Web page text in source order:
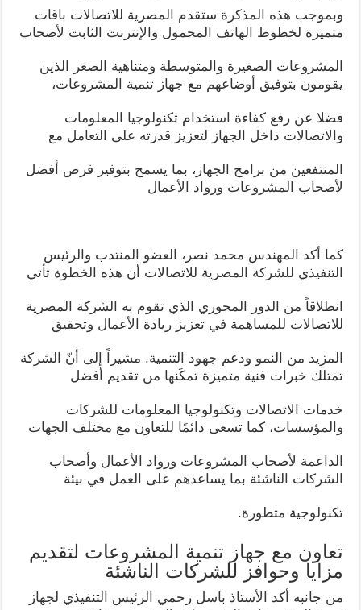
وبموجب هذه المذكرة ستقدم المصرية للاتصالات باقات
متميزة لخطوط الهاتف المحمول والإنترنت الثابت لأصحاب
المشروعات الصغيرة والمتوسطة ومتناهية الصغر الذين
يقومون بتوفيق أوضاعهم مع جهاز تنمية المشروعات،
فضلا عن رفع كفاءة استخدام تكنولوجيا المعلومات
والاتصالات داخل الجهاز لتعزيز قدرته على التعامل مع
المنتفعين من برامج الجهاز، بما يسمح بتوفير فرص أفضل
لأصحاب المشروعات ورواد الأعمال
كما أكد المهندس محمد نصر، العضو المنتدب والرئيس
التنفيذي للشركة المصرية للاتصالات أن هذه الخطوة تأتي
انطلاقاً من الدور المحوري الذي تقوم به الشركة المصرية
للاتصالات للمساهمة في تعزيز ريادة الأعمال وتحقيق
المزيد من النمو ودعم جهود التنمية. مشيراً إلى أنّ الشركة
تمتلك خبرات فنية متميزة تمكَنها من تقديم أفضل
خدمات الاتصالات وتكنولوجيا المعلومات للشركات
والمؤسسات، كما تسعى دائمًا للتعاون مع مختلف الجهات
الداعمة لأصحاب المشروعات ورواد الأعمال وأصحاب
الشركات الناشئة بما يساعدهم على العمل في بيئة
تكنولوجية متطورة.
تعاون مع جهاز تنمية المشروعات لتقديم
مزايا وحوافز للشركات الناشئة
من جانبه أكد الأستاذ باسل رحمي الرئيس التنفيذي لجهاز